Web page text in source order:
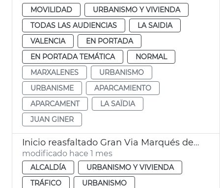
MOVILIDAD
URBANISMO Y VIVIENDA
TODAS LAS AUDIENCIAS
LA SAIDIA
VALENCIA
EN PORTADA
EN PORTADA TEMÁTICA
NORMAL
MARXALENES
URBANISMO
URBANISME
APARCAMIENTO
APARCAMENT
LA SAÏDIA
JUAN GINER
Inicio reasfaltado Gran Via Marqués del Túria
modificado hace 1 mes
ALCALDÍA
URBANISMO Y VIVIENDA
TRÁFICO
URBANISMO